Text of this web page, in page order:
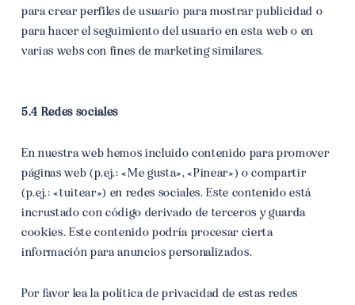
para crear perfiles de usuario para mostrar publicidad o
para hacer el seguimiento del usuario en esta web o en
varias webs con fines de marketing similares.
5.4 Redes sociales
En nuestra web hemos incluido contenido para promover
páginas web (p.ej.: «Me gusta», «Pinear») o compartir
(p.ej.: «tuitear») en redes sociales. Este contenido está
incrustado con código derivado de terceros y guarda
cookies. Este contenido podría procesar cierta
información para anuncios personalizados.
Por favor lea la política de privacidad de estas redes